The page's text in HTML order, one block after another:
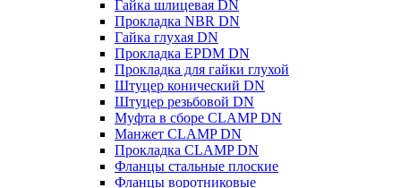
Гайка шлицевая DN
Прокладка NBR DN
Гайка глухая DN
Прокладка EPDM DN
Прокладка для гайки глухой
Штуцер конический DN
Штуцер резьбовой DN
Муфта в сборе CLAMP DN
Манжет CLAMP DN
Прокладка CLAMP DN
Фланцы стальные плоские
Фланцы воротниковые